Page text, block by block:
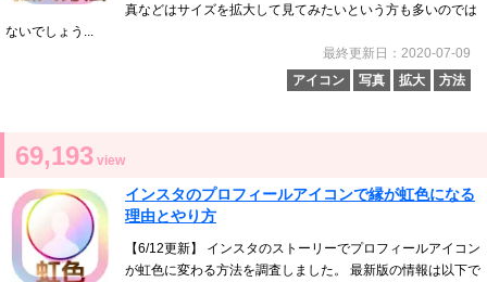
真などはサイズを拡大して見てみたいという方も多いのでは
ないでしょう...
最終更新日：2020-07-09
アイコン
写真 拡大 方法
69,193 view
インスタのプロフィールアイコンで縁が虹色になる
理由とやり方
【6/12更新】 インスタのストーリーでプロフィールアイコン
が虹色に変わる方法を調査しました。 最新版の情報は以下で